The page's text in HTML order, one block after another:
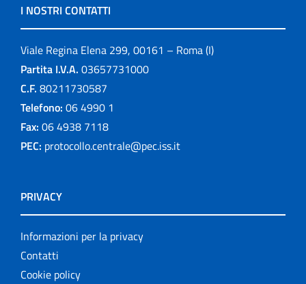
I NOSTRI CONTATTI
Viale Regina Elena 299, 00161 – Roma (I)
Partita I.V.A. 03657731000
C.F. 80211730587
Telefono: 06 4990 1
Fax: 06 4938 7118
PEC: protocollo.centrale@pec.iss.it
PRIVACY
Informazioni per la privacy
Contatti
Cookie policy